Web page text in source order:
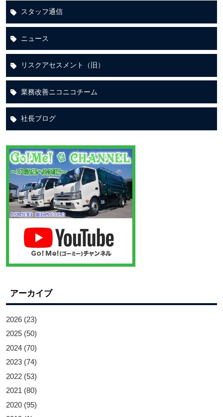
スタッフ通信
ニュース
リスクアセスメント（旧）
業務改善ニコニコチーム
社長ブログ
アーカイブ
2026 (23)
2025 (50)
2024 (70)
2023 (74)
2022 (53)
2021 (80)
2020 (95)